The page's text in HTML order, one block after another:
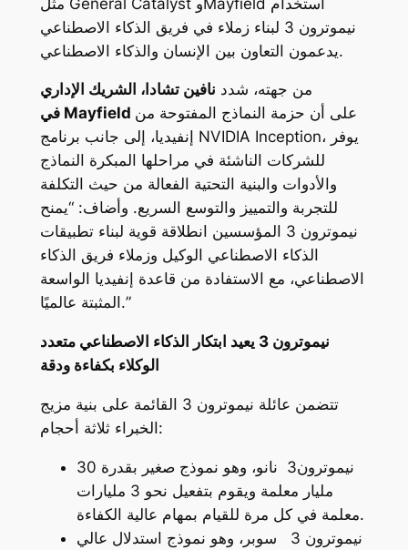
نيموترون 3 لبناء زملاء في فريق الذكاء الاصطناعي
يدعمون التعاون بين الإنسان والذكاء الاصطناعي.
من جهته، شدد نافين تشادا، الشريك الإداري
في Mayfield على أن حزمة النماذج المفتوحة من
إنفيديا، إلى جانب برنامج NVIDIA Inception، يوفر
للشركات الناشئة في مراحلها المبكرة النماذج
والأدوات والبنية التحتية الفعالة من حيث التكلفة
للتجربة والتمييز والتوسع السريع. وأضاف: “يمنح
نيموترون 3 المؤسسين انطلاقة قوية لبناء تطبيقات
الذكاء الاصطناعي الوكيل وزملاء فريق الذكاء
الاصطناعي، مع الاستفادة من قاعدة إنفيديا الواسعة
المثبتة عالميًا.”
نيموترون3 يعيد ابتكار الذكاء الاصطناعي متعدد
الوكلاء بكفاءة ودقة
تتضمن عائلة نيموترون 3 القائمة على بنية مزيج
الخبراء ثلاثة أحجام:
نيموترون3 نانو، وهو نموذج صغير بقدرة 30
مليار معلمة ويقوم بتفعيل نحو 3 مليارات
معلمة في كل مرة للقيام بمهام عالية الكفاءة.
نيموترون 3 سوبر، وهو نموذج استدلال عالي